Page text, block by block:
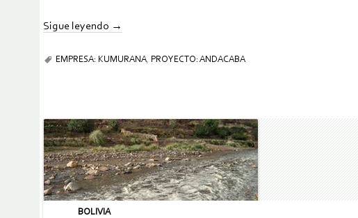
Sigue leyendo →
EMPRESA: KUMURANA, PROYECTO: ANDACABA
BOLIVIA